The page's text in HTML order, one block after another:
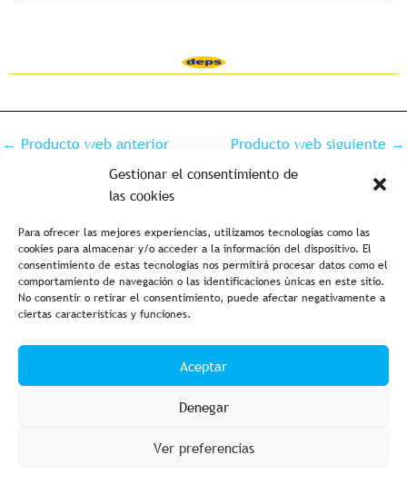
Gestionar el consentimiento de
las cookies
Para ofrecer las mejores experiencias, utilizamos tecnologías como las
cookies para almacenar y/o acceder a la información del dispositivo. El
consentimiento de estas tecnologías nos permitirá procesar datos como el
comportamiento de navegación o las identificaciones únicas en este sitio.
No consentir o retirar el consentimiento, puede afectar negativamente a
ciertas características y funciones.
Aceptar
Denegar
Ver preferencias
← Producto web anterior Producto web siguiente →
Aviso legal y política de privacidad Política de cookies
Condiciones de compra Accesibilidad